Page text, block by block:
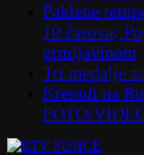
Paklene
10 časova;
grmljavinom
Tri medalje
Krenuli na
FOTO/